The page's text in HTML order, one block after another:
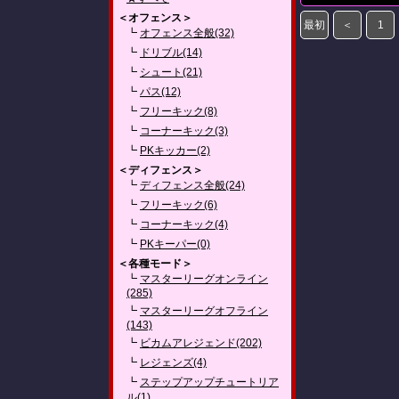
＜オフェンス＞
┗ オフェンス全般(32)
┗ ドリブル(14)
┗ シュート(21)
┗ パス(12)
┗ フリーキック(8)
┗ コーナーキック(3)
┗ PKキッカー(2)
＜ディフェンス＞
┗ ディフェンス全般(24)
┗ フリーキック(6)
┗ コーナーキック(4)
┗ PKキーパー(0)
＜各種モード＞
┗ マスターリーグオンライン
(285)
┗ マスターリーグオフライン
(143)
┗ ビカムアレジェンド(202)
┗ レジェンズ(4)
┗ ステップアップチュートリア
最初 ＜ 1